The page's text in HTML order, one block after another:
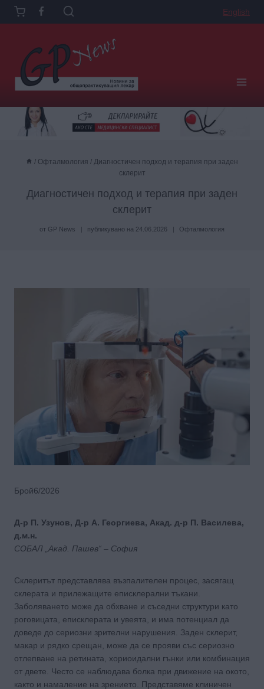
Към
съдържанието
English
/ Офталмология / Диагностичен подход и терапия при заден
склерит
Диагностичен подход и терапия при заден
склерит
от GP News публикувано на 24.06.2026 Офталмология
Брой6/2026
Д-р П. Узунов, Д-р А. Георгиева, Акад. д-р П. Василева,
д.м.н.
СОБАЛ „Акад. Пашев“ – София
Склеритът представлява възпалителен процес, засягащ
склерата и прилежащите еписклерални тъкани.
Заболяването може да обхване и съседни структури като
роговицата, еписклерата и увеята, и има потенциал да
доведе до сериозни зрителни нарушения. Заден склерит,
макар и рядко срещан, може да се прояви със сериозно
отлепване на ретината, хориоидални гънки или комбинация
от двете. Често се наблюдава болка при движение на окото,
както и намаление на зрението. Представяме клиничен